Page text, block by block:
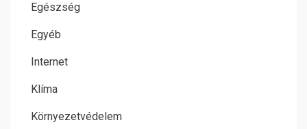
Egészség
Egyéb
Internet
Klíma
Környezetvédelem